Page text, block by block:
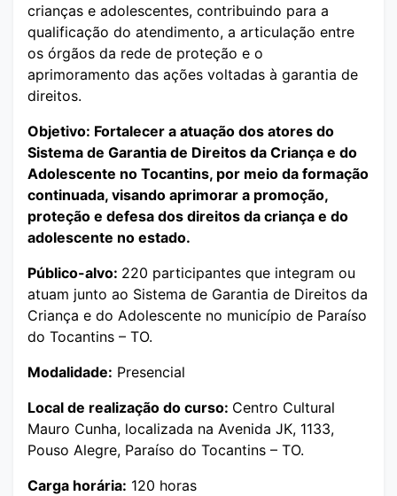
crianças e adolescentes, contribuindo para a
qualificação do atendimento, a articulação entre
os órgãos da rede de proteção e o
aprimoramento das ações voltadas à garantia de
direitos.
Objetivo: Fortalecer a atuação dos atores do
Sistema de Garantia de Direitos da Criança e do
Adolescente no Tocantins, por meio da formação
continuada, visando aprimorar a promoção,
proteção e defesa dos direitos da criança e do
adolescente no estado.
Público-alvo: 220 participantes que integram ou
atuam junto ao Sistema de Garantia de Direitos da
Criança e do Adolescente no município de Paraíso
do Tocantins – TO.
Modalidade: Presencial
Local de realização do curso: Centro Cultural
Mauro Cunha, localizada na Avenida JK, 1133,
Pouso Alegre, Paraíso do Tocantins – TO.
Carga horária: 120 horas